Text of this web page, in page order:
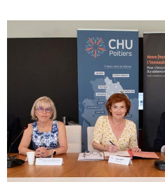
cancers pédiatriques.